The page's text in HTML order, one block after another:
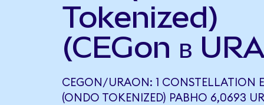
Tokenized)
(CEGon в
CEGON/URAON: 1 CONSTELLATION
(ONDO TOKENIZED) РАВНО 6,0693